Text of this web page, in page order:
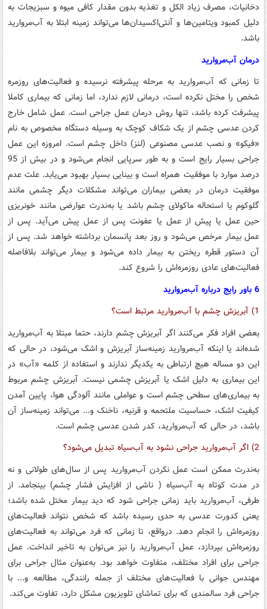
دخانیات، مصرف زیاد الکل و تغذیه بدون مقدار کافی میوه و سبزیجات به
دلیل کمبود ویتامین‌ها و آنتی‌اکسیدان‌ها می‌تواند زمینه ابتلا به آب‌مروارید
باشد.
درمان آب‌مروارید
تا زمانی که آب‌مروارید به مرحله پیشرفته نرسیده و فعالیت‌های روزمره
شخص را مختل نکرده است، درمانی لازم ندارد، اما زمانی که بیماری کاملا
پیشرفت کرده باشد، تنها روش درمان عمل جراحی است. عمل شامل خارج
کردن عدسی چشم از یک شکاف کوچک به وسیله دستگاه مخصوص به نام
«فیکو» و نصب عدسی مصنوعی (لنز) داخل چشم است. امروزه این عمل
جراحی بسیار رایج است و به طور سرپایی انجام می‌شود و در بیش از 95
درصد موارد با موفقیت همراه است و بینایی بسیار بهبود می‌یابد. علت عدم
موفقیت درمان در بعضی بیماران می‌تواند مشکلات دیگر چشمی مانند
گلوکوم یا استحاله ماکولای چشم باشد یا به‌ندرت عوارضی مانند خونریزی
حین عمل یا پیش از عمل یا عفونت پس از عمل پیش می‌آید. پس از
عمل بیمار مرخص می‌شود و روز بعد پانسمان برداشته خواهد شد. پس از
آن دستور قطره ریختن به بیمار داده می‌شود و بیمار می‌تواند بلافاصله
فعالیت‌های عادی روزمره‌اش را شروع کند.
6 باور رایج درباره آب‌مروارید
1) آبریزش چشم با آب‌مروارید مرتبط است؟
بعضی افراد فکر می‌کنند اگر آبریزش چشم دارند، حتما مبتلا به آب‌مروارید
شده‌اند یا اینکه آب‌مروارید زمینه‌ساز آبریزش و اشک می‌شود، در حالی که
این دو مساله هیچ ارتباطی به یکدیگر ندارند و استفاده از کلمه «آب» در
این بیماری به دلیل اشک یا آبریزش چشمی نیست. آبریزش چشم مربوط
به بیماری‌های سطحی چشم است و عواملی مانند آلودگی هوا، پایین آمدن
کیفیت اشک، حساسیت ملتحمه و قرنیه، ناخنک و... می‌تواند زمینه‌ساز آن
باشد، در حالی که آب‌مروارید، کدر شدن عدسی چشم است.
2) اگر آب‌مروارید جراحی نشود به آب‌سیاه تبدیل می‌شود؟
به‌ندرت ممکن است عمل نکردن آب‌مروارید پس از سال‌های طولانی و نه
در مدت کوتاه به آب‌سیاه ( ناشی از افزایش فشار چشم) بینجامد. از
طرفی، آب‌مروارید باید زمانی جراحی شود که دید بیمار مختل شده باشد؛
یعنی کدورت عدسی به حدی رسیده باشد که شخص نتواند فعالیت‌های
روزمره‌اش را انجام دهد. درواقع، تا زمانی که فرد می‌تواند به فعالیت‌های
روزمره‌اش بپردازد، عمل آب‌مروارید را نیز می‌توان به تاخیر انداخت. عمل
جراحی برای افراد مختلف، متفاوت خواهد بود. به‌عنوان مثال جراحی برای
مهندس جوانی با فعالیت‌های مختلف از جمله رانندگی، مطالعه و... با
جراحی فرد سالمندی که برای تماشای تلویزیون مشکل دارد، تفاوت می‌کند.